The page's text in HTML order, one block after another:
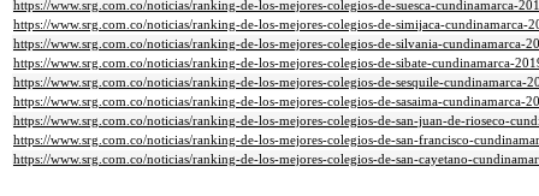
https://www.srg.com.co/noticias/ranking-de-los-mejores-colegios-de-suesca-cundinamarca-
https://www.srg.com.co/noticias/ranking-de-los-mejores-colegios-de-simijaca-cundinamarca-
https://www.srg.com.co/noticias/ranking-de-los-mejores-colegios-de-silvania-cundinamarca-
https://www.srg.com.co/noticias/ranking-de-los-mejores-colegios-de-sibate-cundinamarca-
https://www.srg.com.co/noticias/ranking-de-los-mejores-colegios-de-sesquile-cundinamarca-
https://www.srg.com.co/noticias/ranking-de-los-mejores-colegios-de-sasaima-cundinamarca-
https://www.srg.com.co/noticias/ranking-de-los-mejores-colegios-de-san-juan-de-rioseco-
https://www.srg.com.co/noticias/ranking-de-los-mejores-colegios-de-san-francisco-
https://www.srg.com.co/noticias/ranking-de-los-mejores-colegios-de-san-cayetano-